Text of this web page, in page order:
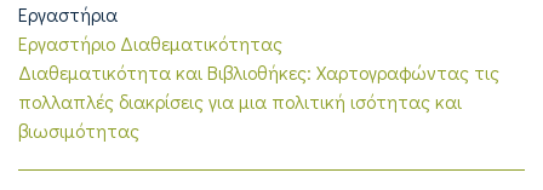
Εργαστήρια
Εργαστήριο Διαθεματικότητας
Διαθεματικότητα και Βιβλιοθήκες: Χαρτογραφώντας τις
πολλαπλές διακρίσεις για μια πολιτική ισότητας και
βιωσιμότητας